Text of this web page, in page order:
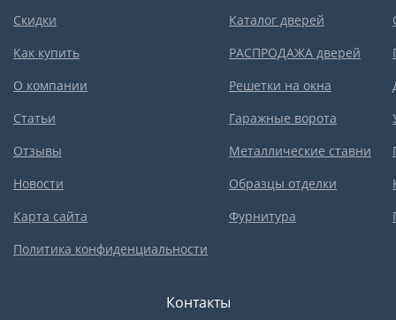
Скидки
Как купить
О компании
Статьи
Отзывы
Новости
Карта сайта
Политика конфиденциальности
Каталог дверей
РАСПРОДАЖА дверей
Решетки на окна
Гаражные ворота
Металлические ставни
Образцы отделки
Фурнитура
Контакты